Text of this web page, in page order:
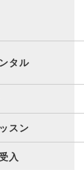
タル
スン
入